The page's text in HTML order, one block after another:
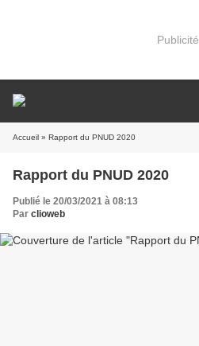
Publicité
Accueil » Rapport du PNUD 2020
Rapport du PNUD 2020
Publié le 20/03/2021 à 08:13
Par clioweb